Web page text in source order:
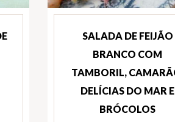
SALADA DE FEIJÃO
BRANCO COM
TAMBORIL,
DELÍCIAS DO MAR E
BRÓCOLOS